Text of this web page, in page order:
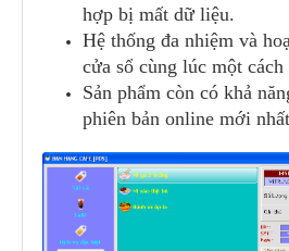
hợp bị mất dữ liệu.
Hệ thống đa nhiệm và
cửa sổ cùng lúc một
Sản phẩm còn có khả
phiên bản online mới